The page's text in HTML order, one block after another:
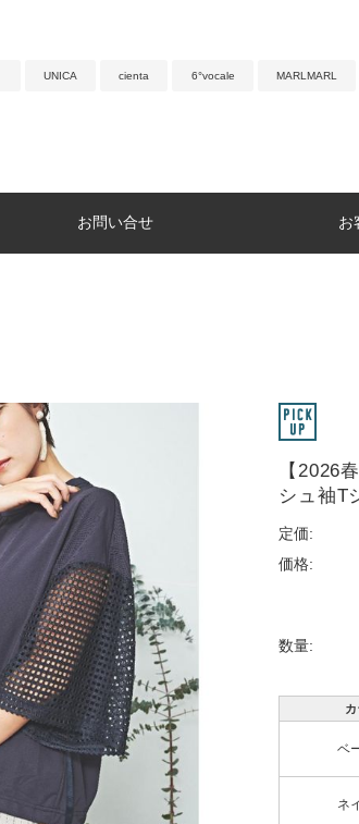
UNICA cienta 6°vocale MARLMARL
お問い合せ お
【2026
シュ袖T
定価:
価格:
数量:
ベ
ネ